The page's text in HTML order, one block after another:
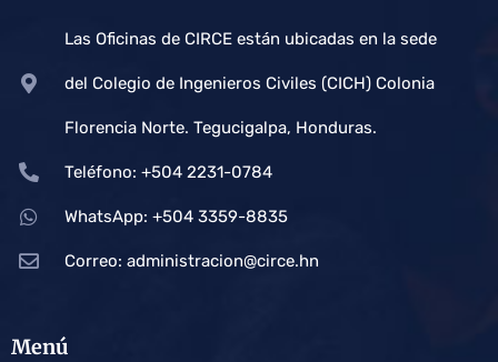
Las Oficinas de CIRCE están ubicadas en la sede
del Colegio de Ingenieros Civiles (CICH) Colonia
Florencia Norte. Tegucigalpa, Honduras.
Teléfono: +504 2231-0784
WhatsApp: +504 3359-8835
Correo: administracion@circe.hn
Menú